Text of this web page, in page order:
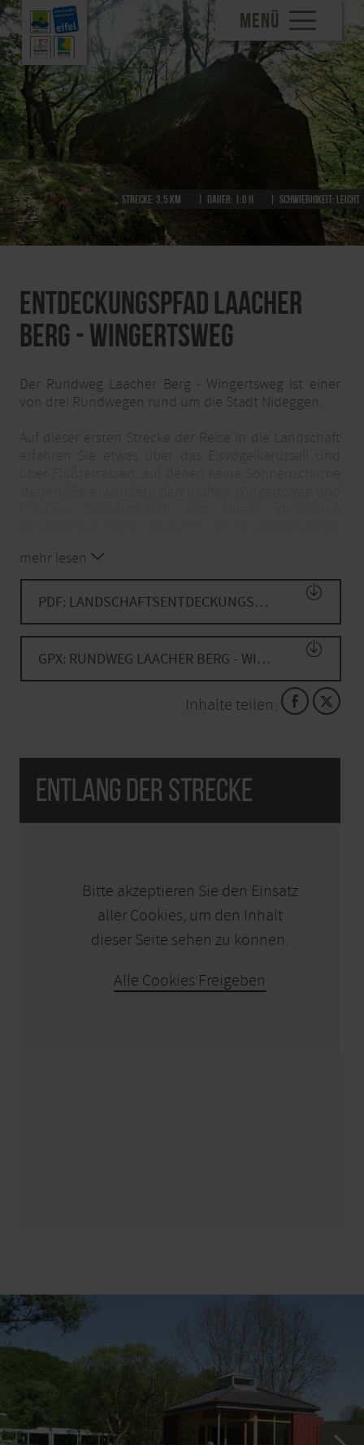
MENÜ
Strecke: 3,5 km Dauer: 1:0 h Schwierigkeit: leicht
Entdeckungspfad Laacher
Berg - Wingertsweg
Der Rundweg Laacher Berg - Wingertsweg ist einer
von drei Rundwegen rund um die Stadt Nideggen.
Auf dieser ersten Strecke der Reise in die Landschaft
Tipp: Kombinieren Sie die Wanderung mit einem
Besuch desBurgenmuseum Nideggen
mehr lesen
PDF: LANDSCHAFTSENTDECKUNGSPFAD NIDEGGEN
GPX: RUNDWEG LAACHER BERG - WINGERTSWEG | LENI GELB
Inhalte teilen:
Entlang der Strecke
Bitte akzeptieren Sie den Einsatz
aller Cookies, um den Inhalt
dieser Seite sehen zu können.
Alle Cookies Freigeben